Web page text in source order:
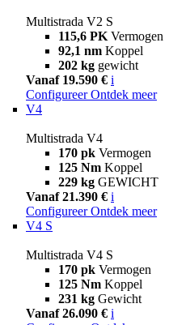
Multistrada V2 S
115,6 PK Vermogen
92,1 nm Koppel
202 kg gewicht
Vanaf 19.590 € i
Configureer Ontdek meer
V4
Multistrada V4
170 pk Vermogen
125 Nm Koppel
229 kg GEWICHT
Vanaf 21.390 € i
Configureer Ontdek meer
V4 S
Multistrada V4 S
170 pk Vermogen
125 Nm Koppel
231 kg Gewicht
Vanaf 26.090 € i